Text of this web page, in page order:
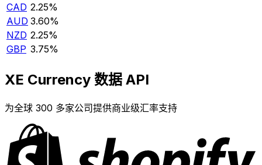
CAD 2.25%
AUD 3.60%
NZD 2.25%
GBP 3.75%
XE Currency 数据 API
为全球 300 多家公司提供商业级汇率支持